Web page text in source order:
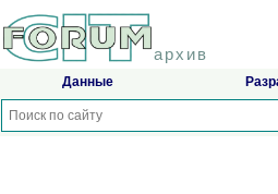
архив
Данные